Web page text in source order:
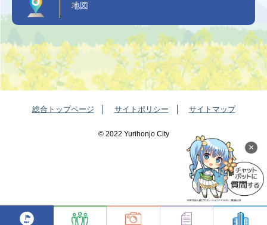
×
地図
総合トップページ サイトポリシー サイトマップ
©️ 2022 Yurihonjo City